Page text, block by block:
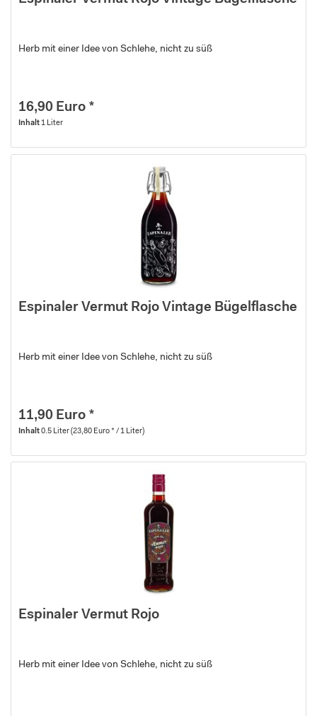
Herb mit einer Idee von Schlehe, nicht zu süß
16,90 Euro *
Inhalt 1 Liter
Espinaler Vermut Rojo Vintage Bügelflasche
Herb mit einer Idee von Schlehe, nicht zu süß
11,90 Euro *
Inhalt0.5 Liter(23,80 Euro * / 1 Liter)
Espinaler Vermut Rojo
Herb mit einer Idee von Schlehe, nicht zu süß